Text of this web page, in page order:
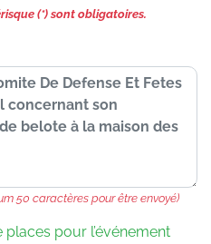
(*) sont obligatoires.
50 caractères pour être envoyé)
places pour l’événement